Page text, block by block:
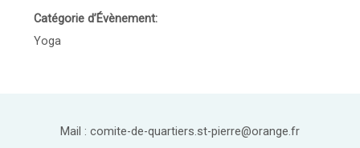
Catégorie d’Évènement:
Yoga
Mail : comite-de-quartiers.st-pierre@orange.fr